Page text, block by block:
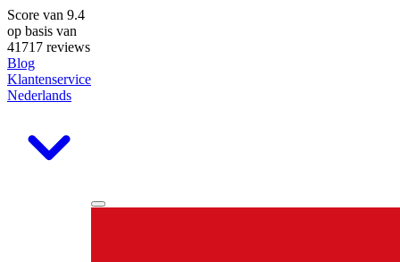
Score van 9.4
op basis van
41717 reviews
Blog
Klantenservice
Nederlands